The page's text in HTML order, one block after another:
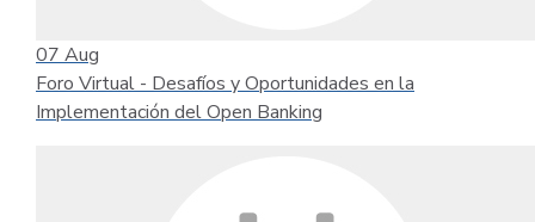
07 Aug
Foro Virtual - Desafíos y Oportunidades en la
Implementación del Open Banking